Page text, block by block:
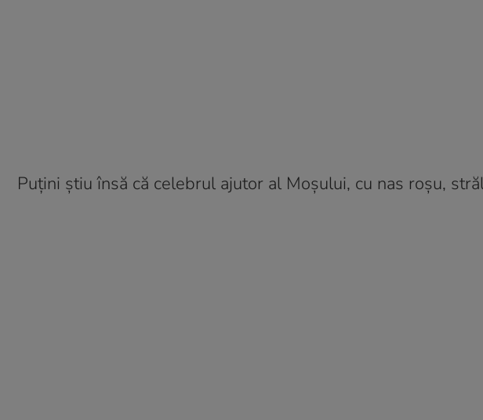
Puțini știu însă că celebrul ajutor al Moșului, cu nas roșu,